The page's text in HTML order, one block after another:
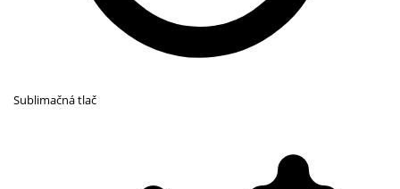
Sublimačná tlač